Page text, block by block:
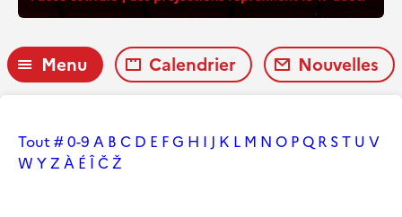
Menu Calendrier Nouvelles
Tout # 0-9 A B C D E FG H I J K L M N O PQ R ST U V
W YZ À É ÎČŽ